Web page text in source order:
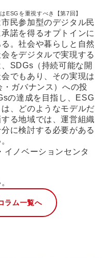
ESGを重視すべき【第7回】
民参加型のデジタル民
諾を得るオプトインに
。社会や暮らしと自然
をデジタルで実現する
SDGs（持続可能な開
でもあり、その実現は
ガバナンス）への投
の達成を目指し、ESG
、どのようなモデルだ
る地域では、運営組織
に検討する必要がある
ノベーションセンタ
ラム一覧へ